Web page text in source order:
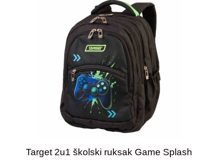
Target 2u1 školski ruksak Game Splash